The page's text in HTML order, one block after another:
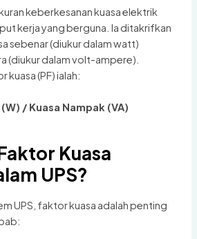
keberkesanan kuasa elektrik
kerja yang berguna. Ia ditakrifkan
sebenar (diukur dalam watt)
(diukur dalam volt-ampere).
kuasa (PF) ialah:
/ Kuasa Nampak (VA)
Kuasa
UPS?
UPS, faktor kuasa adalah penting